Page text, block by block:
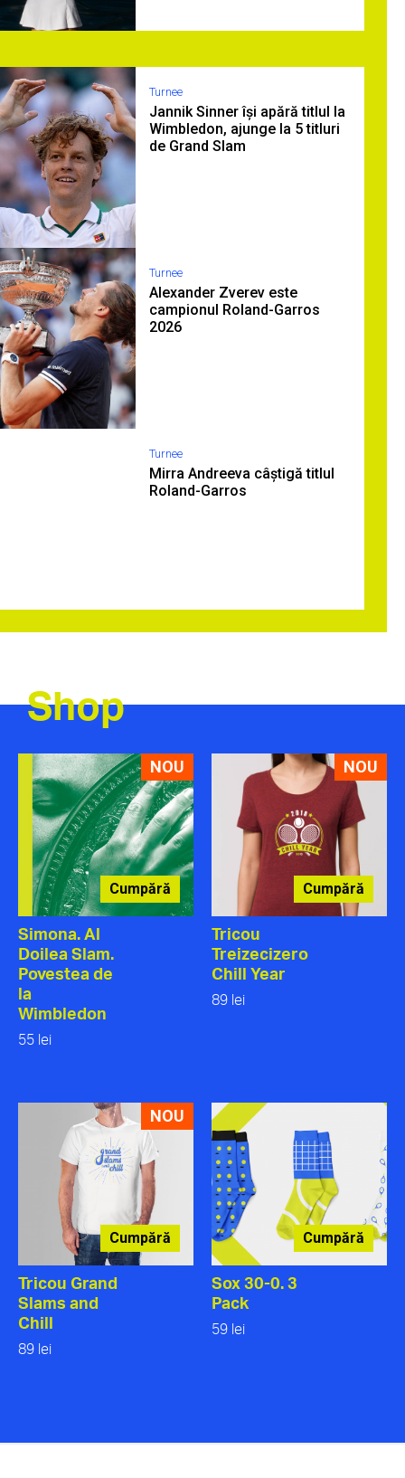
Turnee
Jannik Sinner își apără titlul la
Wimbledon, ajunge la 5 titluri
de Grand Slam
Turnee
Alexander Zverev este
campionul Roland-Garros
2026
Turnee
Mirra Andreeva câștigă titlul
Roland-Garros
Shop
NOU
Cumpără
Simona. Al
Doilea Slam.
Povestea de
la
Wimbledon
55 lei
NOU
Cumpără
Tricou
Treizecizero
Chill Year
89 lei
NOU
Cumpără
Tricou Grand
Slams and
Chill
89 lei
Cumpără
Sox 30-0. 3
Pack
59 lei